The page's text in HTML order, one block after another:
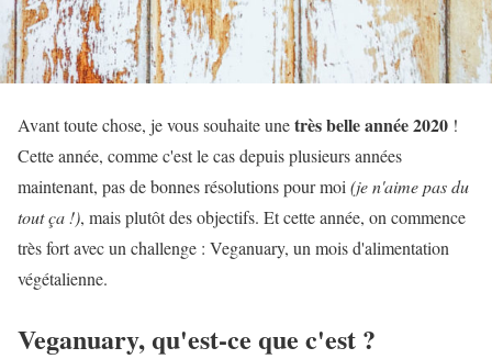
Avant toute chose, je vous souhaite unetrès belle année 2020 !
Cette année, comme c'est le cas depuis plusieurs années
maintenant, pas de bonnes résolutions pour moi (je n'aime pas du
tout ça !), mais plutôt des objectifs. Et cette année, on commence
très fort avec un challenge : Veganuary, un mois d'alimentation
végétalienne.
Veganuary, qu'est-ce que c'est ?